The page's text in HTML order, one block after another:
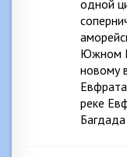
одной
Южном
новому
реке